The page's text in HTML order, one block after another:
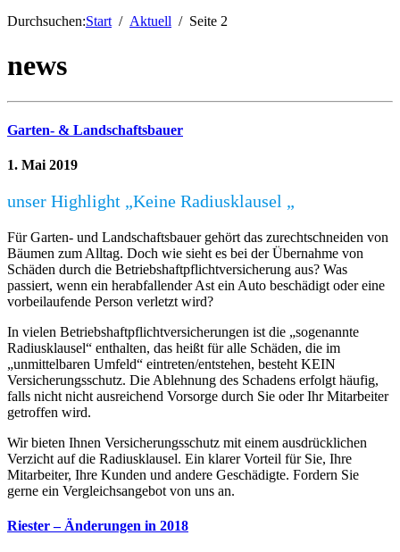
Durchsuchen:Start Aktuell Seite 2
news
Garten- & Landschaftsbauer
1. Mai 2019
unser Highlight „Keine Radiusklausel „
Für Garten- und Landschaftsbauer gehört das zurechtschneiden von
Bäumen zum Alltag. Doch wie sieht es bei der Übernahme von
Schäden durch die Betriebshaftpflichtversicherung aus? Was
passiert, wenn ein herabfallender Ast ein Auto beschädigt oder eine
vorbeilaufende Person verletzt wird?
In vielen Betriebshaftpflichtversicherungen ist die „sogenannte
Radiusklausel“ enthalten, das heißt für alle Schäden, die im
„unmittelbaren Umfeld“ eintreten/entstehen, besteht KEIN
Versicherungsschutz. Die Ablehnung des Schadens erfolgt häufig,
falls nicht nicht ausreichend Vorsorge durch Sie oder Ihr Mitarbeiter
getroffen wird.
Wir bieten Ihnen Versicherungsschutz mit einem ausdrücklichen
Verzicht auf die Radiusklausel. Ein klarer Vorteil für Sie, Ihre
Mitarbeiter, Ihre Kunden und andere Geschädigte. Fordern Sie
gerne ein Vergleichsangebot von uns an.
Riester – Änderungen in 2018